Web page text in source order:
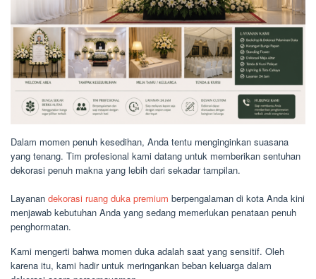
Dalam momen penuh kesedihan, Anda tentu menginginkan suasana
yang tenang. Tim profesional kami datang untuk memberikan sentuhan
dekorasi penuh makna yang lebih dari sekadar tampilan.
Layanan dekorasi ruang duka premium berpengalaman di kota Anda kini
menjawab kebutuhan Anda yang sedang memerlukan penataan penuh
penghormatan.
Kami mengerti bahwa momen duka adalah saat yang sensitif. Oleh
karena itu, kami hadir untuk meringankan beban keluarga dalam